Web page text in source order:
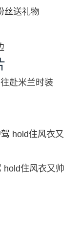
丝送礼物
赴米兰时装
hold住风衣又帅